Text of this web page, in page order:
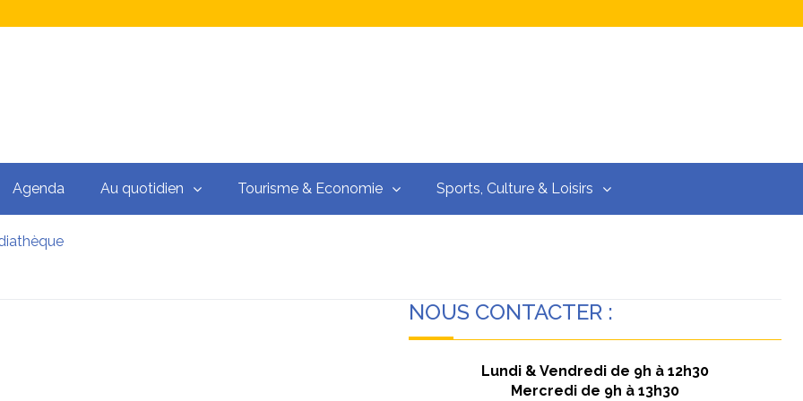
Agenda Au quotidien Tourisme & Economie Sports, Culture & Loisirs
NOUS CONTACTER :
Lundi & Vendredi de 9h à 12h30
Mercredi de 9h à 13h30